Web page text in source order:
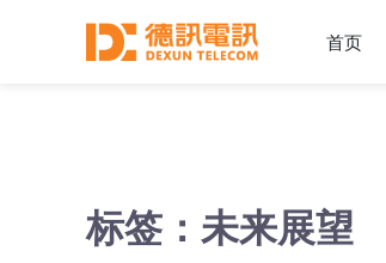
首页
标签：未来展望